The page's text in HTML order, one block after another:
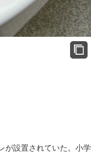
が設置されていた。小学